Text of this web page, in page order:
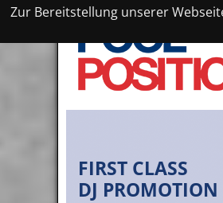
Zur Bereitstellung unserer
FIRST CLASS
DJ PROMOTION